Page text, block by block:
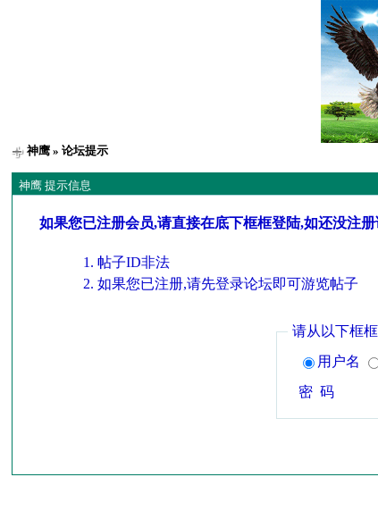
神鹰 » 论坛提示
神鹰 提示信息
如果您已注册会员,请直接在底下框框登陆,如还没注
帖子ID非法
如果您已注册,请先登录论坛即可游览帖子
请从以下框
用户名
密 码